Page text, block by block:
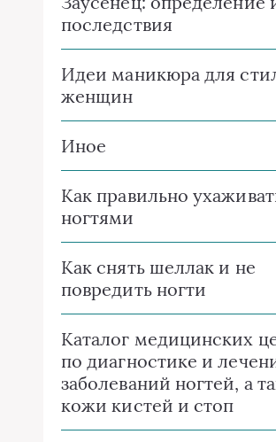
последствия
Идеи маникюра для
женщин
Иное
Как правильно
ногтями
Как снять шеллак и не
повредить ногти
Каталог медицинских
по диагностике и
заболеваний ногтей, а
кожи кистей и стоп